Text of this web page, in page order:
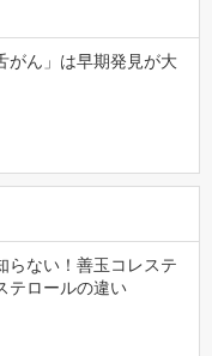
がん」は早期発見が大
らない！善玉コレステ
テロールの違い